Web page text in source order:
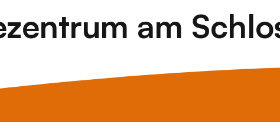
am